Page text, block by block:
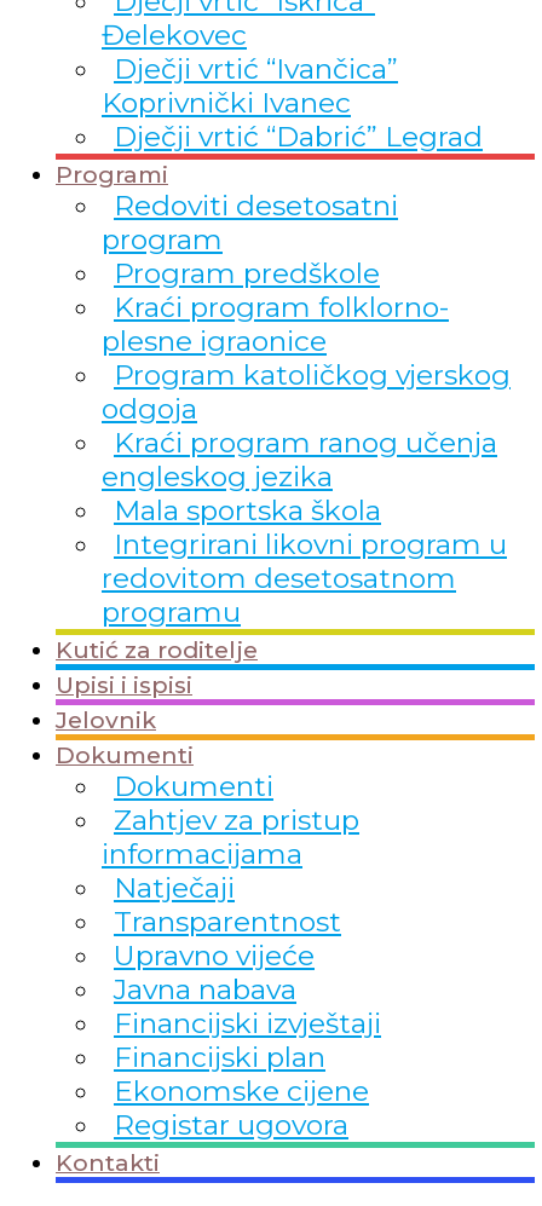
Đelekovec
Dječji vrtić “Ivančica”
Koprivnički Ivanec
Dječji vrtić “Dabrić” Legrad
Programi
Redoviti desetosatni
program
Program predškole
Kraći program folklorno-
plesne igraonice
Program katoličkog vjerskog
odgoja
Kraći program ranog učenja
engleskog jezika
Mala sportska škola
Integrirani likovni program u
redovitom desetosatnom
programu
Kutić za roditelje
Upisi i ispisi
Jelovnik
Dokumenti
Dokumenti
Zahtjev za pristup
informacijama
Natječaji
Transparentnost
Upravno vijeće
Javna nabava
Financijski izvještaji
Financijski plan
Ekonomske cijene
Registar ugovora
Kontakti